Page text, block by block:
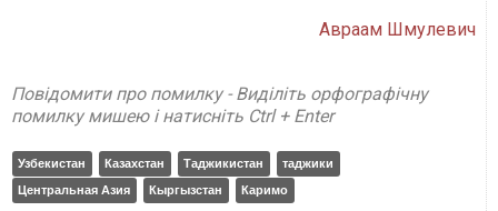
Авраам Шмулевич
Повідомити про помилку - Виділіть орфографічну
помилку мишею і натисніть Ctrl + Enter
Узбекистан Казахстан Таджикистан
таджики
Центральная Азия
Кыргызстан Каримо